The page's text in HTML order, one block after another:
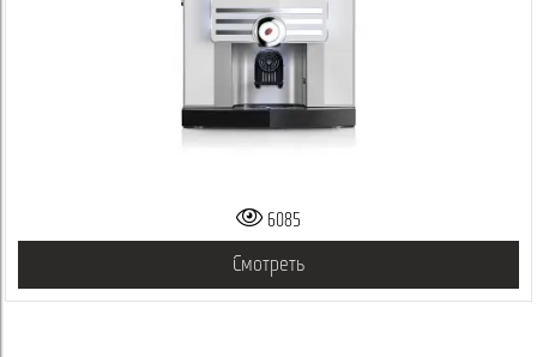
6085
Смотреть